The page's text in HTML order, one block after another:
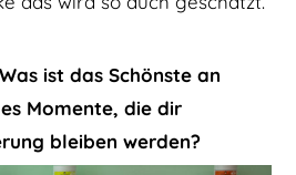
ist das Schönste an
Momente, die dir
bleiben werden?